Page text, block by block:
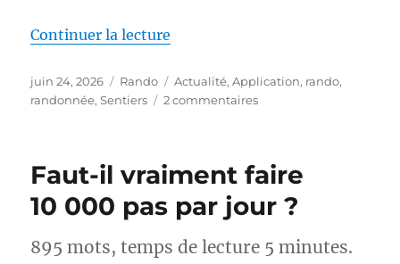
Continuer la lecture
Publié
le
juin 24, 2026 Catégories
Rando Étiquettes
Actualité,Application, rando,
randonnée,Sentiers 2 commentairessur
pour
des
avec
Faut-il vraiment faire
10 000 pas par jour ?
895 mots, temps de lecture 5 minutes.